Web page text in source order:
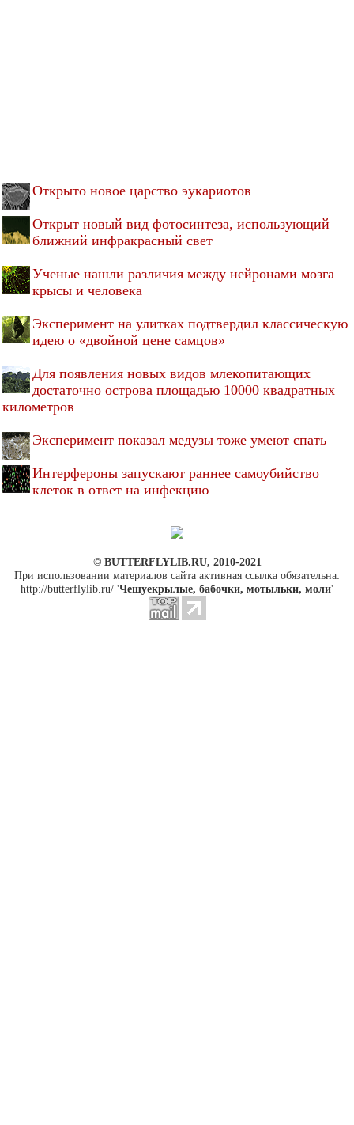
Открыто новое царство эукариотов
Открыт новый вид фотосинтеза, использующий
ближний инфракрасный свет
Ученые нашли различия между нейронами мозга
крысы и человека
Эксперимент на улитках подтвердил классическую
идею о «двойной цене самцов»
Для появления новых видов млекопитающих
достаточно острова площадью 10000 квадратных
километров
Эксперимент показал медузы тоже умеют спать
Интерфероны запускают раннее самоубийство
клеток в ответ на инфекцию
© BUTTERFLYLIB.RU, 2010-2021
При использовании материалов сайта активная ссылка обязательна:
http://butterflylib.ru/ 'Чешуекрылые, бабочки, мотыльки, моли'